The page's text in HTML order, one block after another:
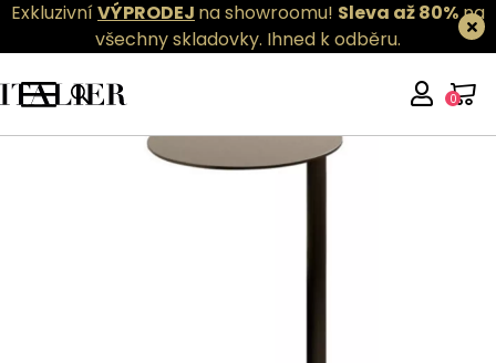
ExkluzivníVÝPRODEJ na showroomu! Sleva až 80%na
všechny skladovky. Ihned k odběru.
0